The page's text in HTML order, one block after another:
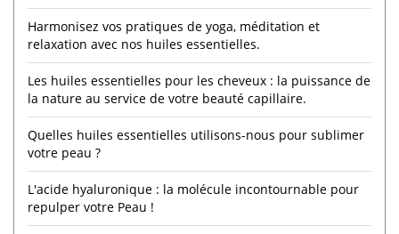
Harmonisez vos pratiques de yoga, méditation et
relaxation avec nos huiles essentielles.
Les huiles essentielles pour les cheveux : la puissance de
la nature au service de votre beauté capillaire.
Quelles huiles essentielles utilisons-nous pour sublimer
votre peau ?
L'acide hyaluronique : la molécule incontournable pour
repulper votre Peau !